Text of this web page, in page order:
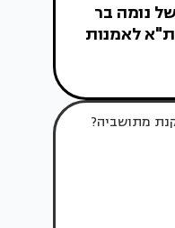
נומה בר
ת"א לאמנות